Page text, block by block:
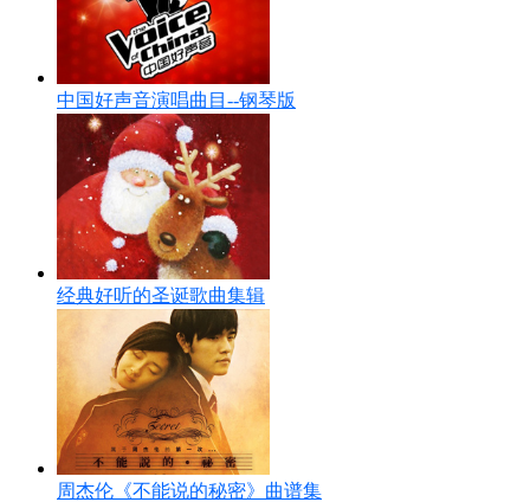
中国好声音演唱曲目--钢琴版
经典好听的圣诞歌曲集辑
周杰伦《不能说的秘密》曲谱集